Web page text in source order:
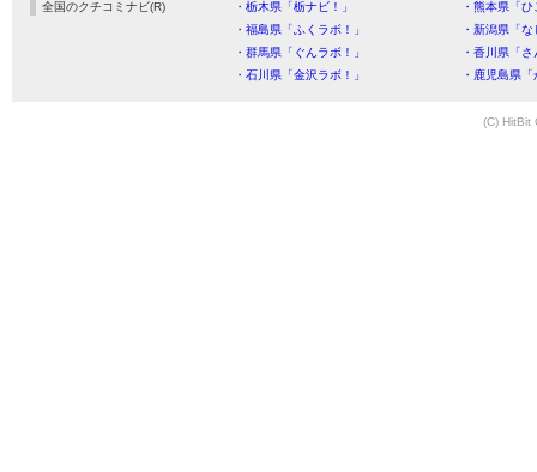
全国のクチコミナビ(R) ・栃木県「栃ナビ！」
・熊本県「
・福島県「ふくラボ！」
・新潟県「
・群馬県「ぐんラボ！」
・香川県「
・石川県「金沢ラボ！」
・鹿児島県
(C) HitBit